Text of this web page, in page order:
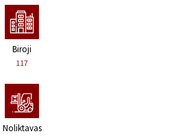
Biroji
117
Noliktavas